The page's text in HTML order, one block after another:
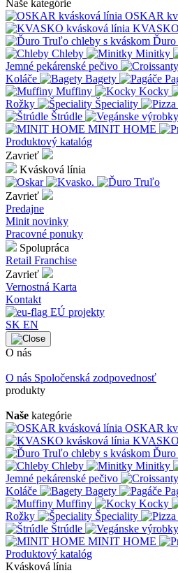
Naše kategórie
OSKAR
Ďuro
Chleby
Minitky
Jemné pekárenské pečivo
Koláče
Bagety
Muffiny
Kocky
Rožky
Špeciality
Štrúdle
MINIT HOME
Produktový katalóg
Zavrieť
Kvásková línia
Zavrieť
Predajne
Minit novinky
Pracovné ponuky
Spolupráca
Retail Franchise
Zavrieť
Vernostná Karta
Kontakt
EÚ projekty
SK EN
O nás
O nás Spoločenská zodpovednosť
produkty
Naše kategórie
OSKAR
Ďuro
Chleby
Minitky
Jemné pekárenské pečivo
Koláče
Bagety
Muffiny
Kocky
Rožky
Špeciality
Štrúdle
MINIT HOME
Produktový katalóg
Kvásková línia